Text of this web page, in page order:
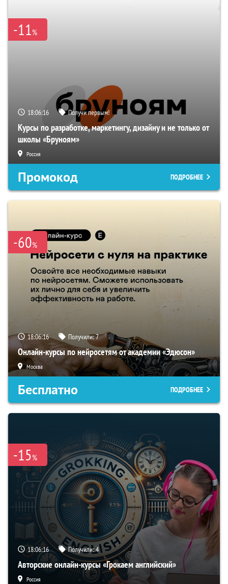
-11%
18:06:15 Получи первым!
Курсы по разработке, маркетингу, дизайну и не только от
школы «Бруноям»
Россия
Промокод ПОДРОБНЕЕ
-60%
18:06:15 Получили:7
Онлайн-курсы по нейросетям от академии «Эдюсон»
Москва
Бесплатно ПОДРОБНЕЕ
-15%
18:06:15 Получили:4
Авторские онлайн-курсы «Грокаем английский»
Россия